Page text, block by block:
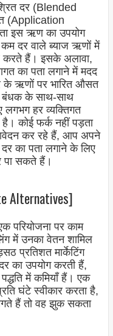
दर (Blended
(Application
इस ऋण का उपयोग
दर वाले ब्याज ऋणों में
करते हैं। इसके अलावा,
का पता लगाने में मदद
के ऋणों पर भारित औसत
बंधक के साथ-साथ
लगभग हर व्यक्तिगत
है। कोई फर्क नहीं पड़ता
कर रहे हैं, आप अपने
दर का पता लगाने के लिए
पा सकते हैं।
Alternatives]
परियोजना पर काम
में उनका वेतन शामिल
प्रतिशत मार्केटिंग
का उपयोग करती हैं,
पद्धति में कमियाँ हैं। एक
घंटे स्वीकार करता है,
हैं तो वह झुक सकता